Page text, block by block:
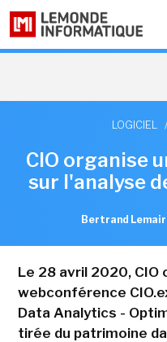
LOGICIEL /
CIO organise
sur l'analyse
Bertrand
Le 28 avril 2020, CIO
webconférence
Data Analytics -
tirée du patrimoine